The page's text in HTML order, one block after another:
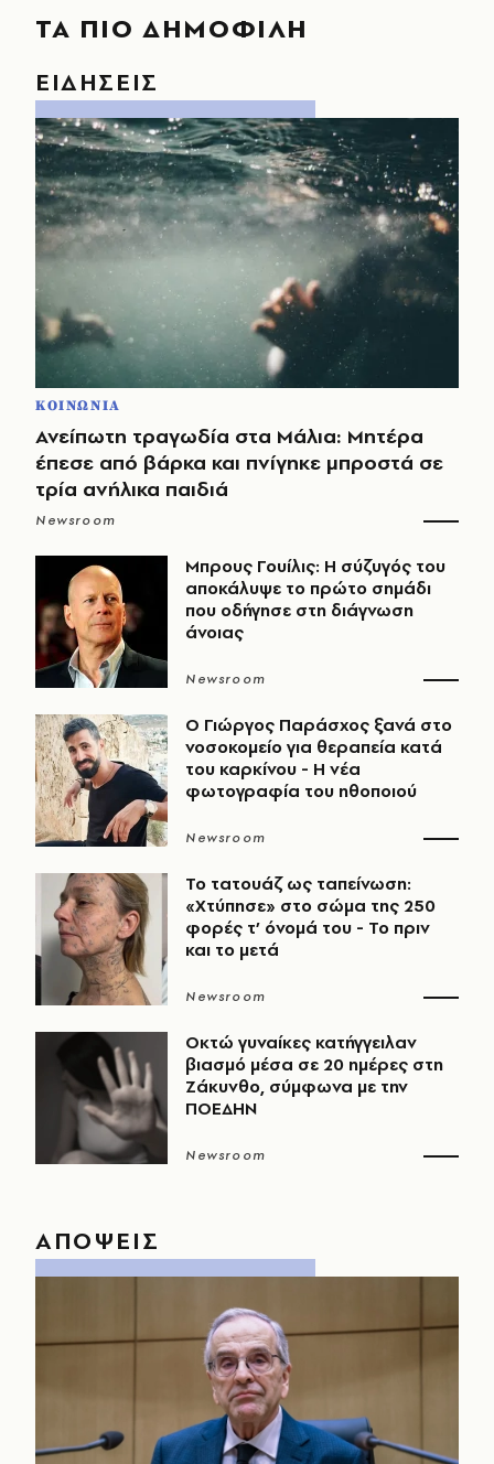
ΤΑ ΠΙΟ ΔΗΜΟΦΙΛΗ
ΕΙΔΗΣΕΙΣ
ΚΟΙΝΩΝΙΑ
Ανείπωτη τραγωδία στα Μάλια: Μητέρα
έπεσε από βάρκα και πνίγηκε μπροστά σε
τρία ανήλικα παιδιά
Newsroom
Μπρους Γουίλις: Η σύζυγός του
αποκάλυψε το πρώτο σημάδι
που οδήγησε στη διάγνωση
άνοιας
Newsroom
O Γιώργος Παράσχος ξανά στο
νοσοκομείο για θεραπεία κατά
του καρκίνου - Η νέα
φωτογραφία του ηθοποιού
Newsroom
Το τατουάζ ως ταπείνωση:
«Χτύπησε» στο σώμα της 250
φορές τ’ όνομά του - Το πριν
και το μετά
Newsroom
Οκτώ γυναίκες κατήγγειλαν
βιασμό μέσα σε 20 ημέρες στη
Ζάκυνθο, σύμφωνα με την
ΠΟΕΔΗΝ
Newsroom
ΑΠΟΨΕΙΣ